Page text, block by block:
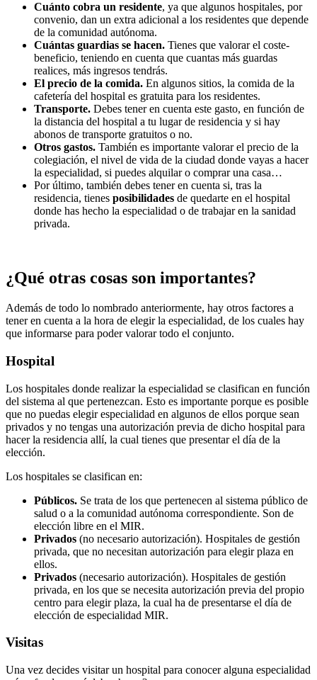
Cuánto cobra un residente, ya que algunos hospitales, por
convenio, dan un extra adicional a los residentes que depende
de la comunidad autónoma.
Cuántas guardias se hacen. Tienes que valorar el coste-
beneficio, teniendo en cuenta que cuantas más guardas
realices, más ingresos tendrás.
El precio de la comida. En algunos sitios, la comida de la
cafetería del hospital es gratuita para los residentes.
Transporte. Debes tener en cuenta este gasto, en función de
la distancia del hospital a tu lugar de residencia y si hay
abonos de transporte gratuitos o no.
Otros gastos. También es importante valorar el precio de la
colegiación, el nivel de vida de la ciudad donde vayas a hacer
la especialidad, si puedes alquilar o comprar una casa…
Por último, también debes tener en cuenta si, tras la
residencia, tienes posibilidades de quedarte en el hospital
donde has hecho la especialidad o de trabajar en la sanidad
privada.
¿Qué otras cosas son importantes?
Además de todo lo nombrado anteriormente, hay otros factores a
tener en cuenta a la hora de elegir la especialidad, de los cuales hay
que informarse para poder valorar todo el conjunto.
Hospital
Los hospitales donde realizar la especialidad se clasifican en función
del sistema al que pertenezcan. Esto es importante porque es posible
que no puedas elegir especialidad en algunos de ellos porque sean
privados y no tengas una autorización previa de dicho hospital para
hacer la residencia allí, la cual tienes que presentar el día de la
elección.
Los hospitales se clasifican en:
Públicos. Se trata de los que pertenecen al sistema público de
salud o a la comunidad autónoma correspondiente. Son de
elección libre en el MIR.
Privados (no necesario autorización). Hospitales de gestión
privada, que no necesitan autorización para elegir plaza en
ellos.
Privados (necesario autorización). Hospitales de gestión
privada, en los que se necesita autorización previa del propio
centro para elegir plaza, la cual ha de presentarse el día de
elección de especialidad MIR.
Visitas
Una vez decides visitar un hospital para conocer alguna especialidad